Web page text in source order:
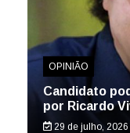
OPINIÃO
Candidato
por Ricardo
29 de julho, 2026